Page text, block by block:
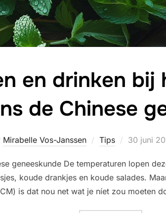
en drinken bij
de Chinese
Mirabelle Vos-Janssen Tips
Geplaatst
30 juni
geneeskunde De temperaturen lopen
koude drankjes en koude salades.
is dat nou net wat je níet zou moeten